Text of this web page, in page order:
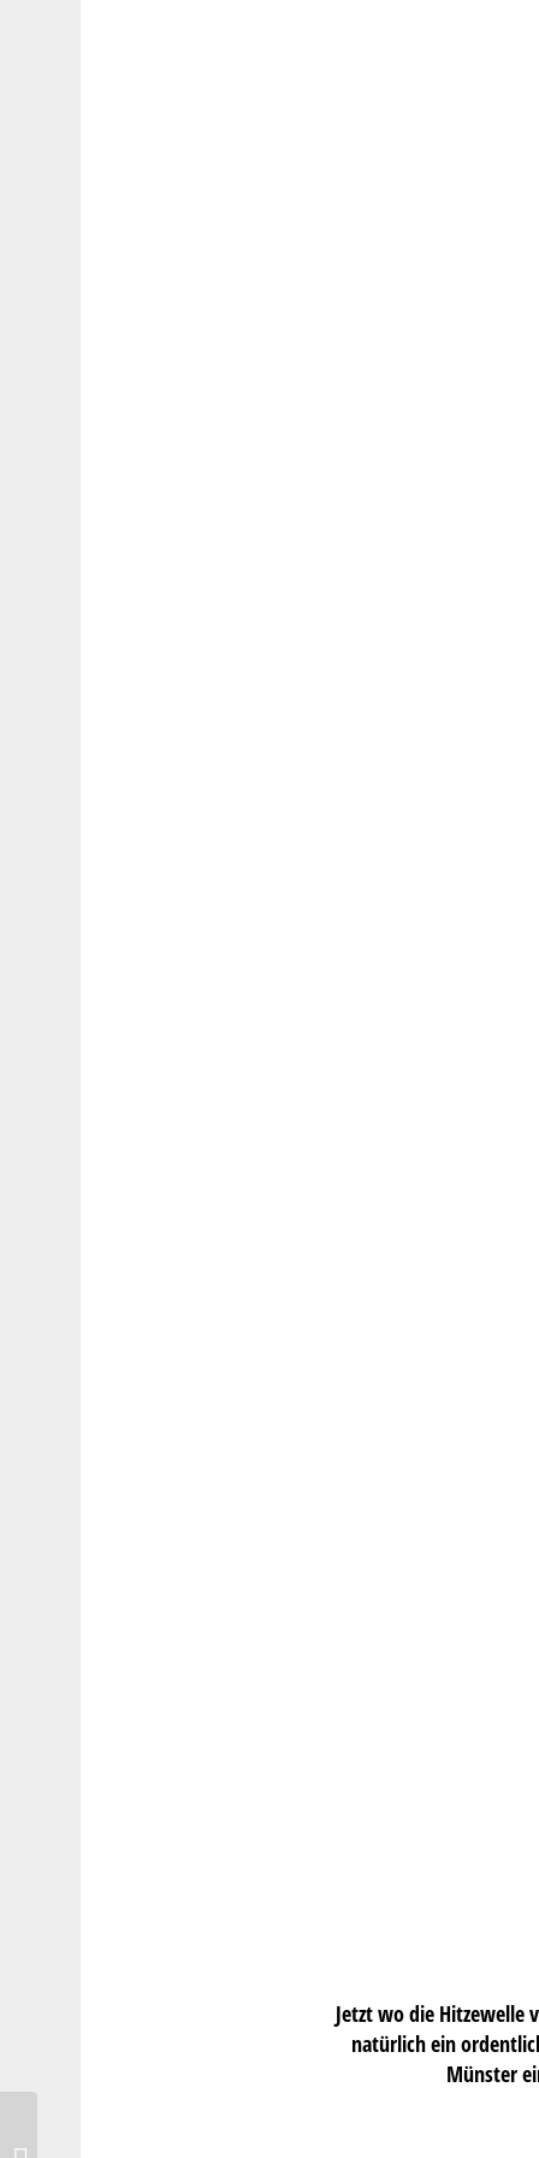
Jetzt wo die Hitzewelle
natürlich ein
Münster